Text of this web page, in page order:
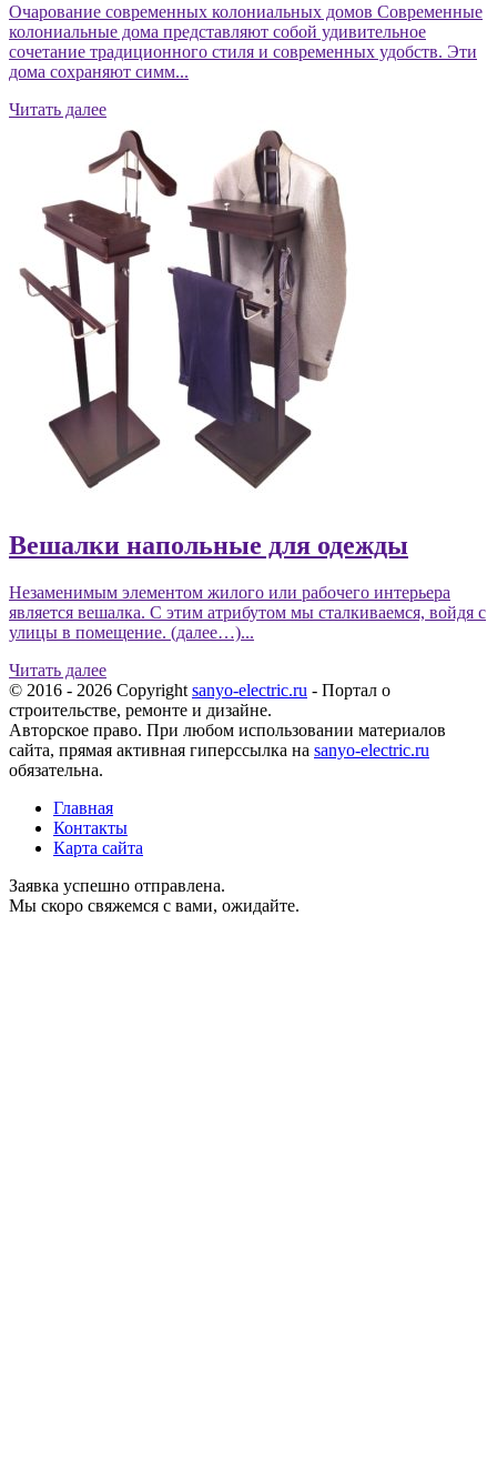
Очарование современных колониальных домов Современные
колониальные дома представляют собой удивительное
сочетание традиционного стиля и современных удобств. Эти
дома сохраняют симм...
Читать далее
Вешалки напольные для одежды
Незаменимым элементом жилого или рабочего интерьера
является вешалка. С этим атрибутом мы сталкиваемся, войдя с
улицы в помещение. (далее…)...
Читать далее
© 2016 - 2026 Copyright sanyo-electric.ru - Портал о
строительстве, ремонте и дизайне.
Авторское право. При любом использовании материалов
сайта, прямая активная гиперссылка на sanyo-electric.ru
обязательна.
Главная
Контакты
Карта сайта
Заявка успешно отправлена.
Мы скоро свяжемся с вами, ожидайте.